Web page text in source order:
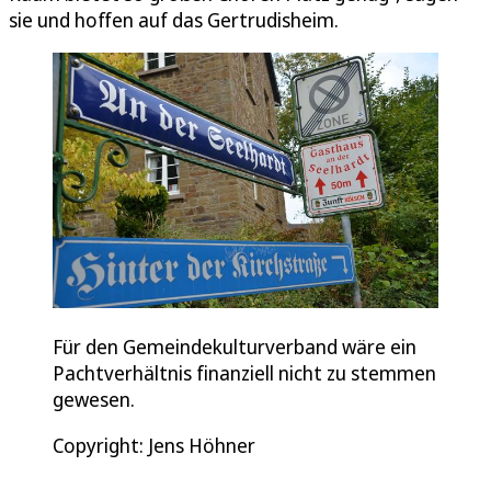
sie und hoffen auf das Gertrudisheim.
Für den Gemeindekulturverband wäre ein
Pachtverhältnis finanziell nicht zu stemmen
gewesen.
Copyright: Jens Höhner